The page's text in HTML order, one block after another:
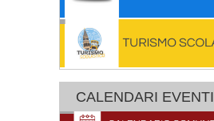
CALENDARI EVENTI